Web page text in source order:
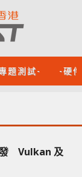
題測試- -硬
發 Vulkan 及